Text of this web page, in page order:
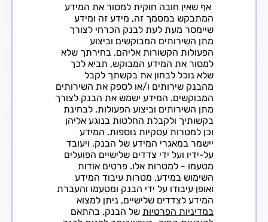
אף שאין חובה חוקית למסור את המידע
המתבקש במסמך זה, מידע זה ומידע
שיימסר מעת לעת לבנק הכרחי לצורך
מתן השירותים המבוקשים וביצוע
הפעולות הקשורות אליהם. בחירתך שלא
למסור את המידע המבוקש, תביא לכך
שלא נוכל לבחון את בקשתך לקבל
מהבנק שירותים ו/או לספק את השירותים
המבוקשים. המידע ישמש את הבנק לצורך
מתן השירותים וביצוע הפעולות, לבחינת
בקשותיך ולקבלת החלטות בנוגע אליהן
וכן למטרות עסקיות נוספות. המידע
יישמר במאגרי המידע של הבנק, ויעובד
על-ידיו ועל ידי צדדים שלישיים הפועלים
מטעמו - למטרות אלו. פרטים אודות
השימוש במידע, מטרות עיבוד המידע
ואופן עיבודו על ידי הבנק ומטעמו והעברת
המידע לצדדים שלישיים, ניתן למצוא
במדיניות הפרטיות של הבנק. בהתאם